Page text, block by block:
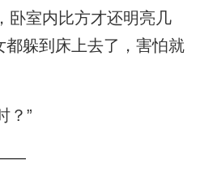
卧室内比方才还明亮几
躲到床上去了，害怕就
？”
——